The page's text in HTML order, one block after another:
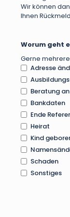
Wir können
Ihnen
Worum geht
Adresse
Beratung
Bankdaten
Ende
Heirat
Kind
Schaden
Sonstiges
Gerne